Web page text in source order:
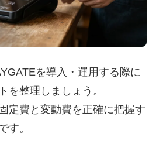
を導入・運用する際に
を整理しましょう。
定費と変動費を正確に把握す
す。